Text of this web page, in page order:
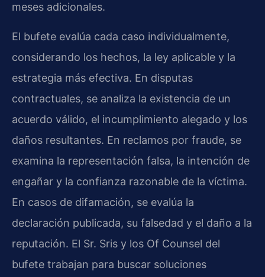
meses adicionales.
El bufete evalúa cada caso individualmente,
considerando los hechos, la ley aplicable y la
estrategia más efectiva. En disputas
contractuales, se analiza la existencia de un
acuerdo válido, el incumplimiento alegado y los
daños resultantes. En reclamos por fraude, se
examina la representación falsa, la intención de
engañar y la confianza razonable de la víctima.
En casos de difamación, se evalúa la
declaración publicada, su falsedad y el daño a la
reputación. El Sr. Sris y los Of Counsel del
bufete trabajan para buscar soluciones